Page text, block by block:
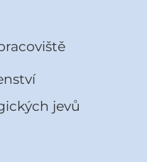
jevů